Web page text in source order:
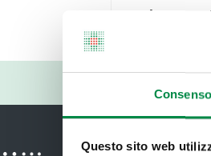
Consenso
Questo sito web
Ultimo